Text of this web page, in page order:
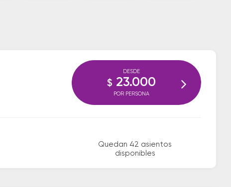
Quedan 42 asientos
disponibles
DESDE
$ 23.000
POR PERSONA